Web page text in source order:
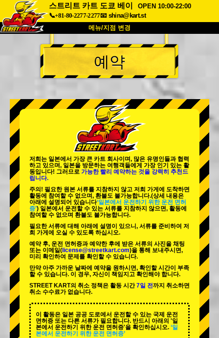
스트리트 카트 도쿄 베이
OPEN 10:00-22:00
📞+81-80-2277-2277📧 shina@kart.st
메뉴/지점 변경
최상단
소개 사양 가격
회사 정보 예약
지점 변경
도쿄 시나가와 #1 도쿄 아키하바라#1
도쿄 아키하바라#2
도쿄 시부야 애넥스 도쿄 베이
도쿄 아사쿠사
오키나와
예약
저희는 일본에서 가장 큰 카트 회사이며, 많은 유명인들과 협력
하고 있으며, 일본을 방문하는 여행객들에게 가장 인기 있는 활
동입니다! 그러므로 가능한 빨리 예약하는 것을 강력히 추천드
립니다.
주의! 필요한 원본 서류를 지참하지 않고 저희 가게에 도착하면
활동에 참여할 수 없으며, 환불도 불가능합니다.(상세 내용은
아래에 설명되어 있습니다‘일본에서 운전하기 위한 운전 면허
증’) 일본에서 운전할 수 있는 서류를 지참하지 않으면, 활동에
참여할 수 없으며 환불도 불가능합니다.
필요한 서류에 대해 아래에 설명이 있으니, 서류를 준비하여 저
희 가게에 오실 수 있도록 하십시오.
예약 후, 운전 면허증과 예약한 후에 받은 서류의 사진을 채팅
또는 이메일( license@streetkart.com)을 통해 보내주시면,
미리 확인하여 문제를 확인할 수 있습니다.
만약 아주 가까운 날짜에 예약을 원하시면, 확인할 시간이 부족
할 수 있습니다. 이 경우, 자신이 책임지고 확인해야 합니다.
STREET KART의 취소 정책은 활동 시간7일 전까지 취소하면
취소 수수료가 없습니다.
이 활동은 일본 공공 도로에서 운전할 수 있는 국제 운전
면허증 또는 다른 서류가 필요합니다. 반드시 아래의 '일
본에서 운전하기 위한 운전 면허증'을 확인하십시오. ‘일
본에서 운전하기 위한 운전 면허증’